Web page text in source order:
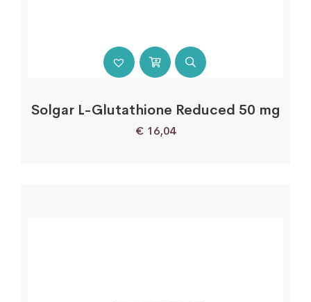
Solgar L-Glutathione Reduced 50 mg
€ 16,04